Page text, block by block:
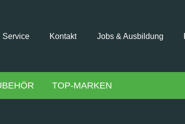
Service Kontakt Jobs & Ausbildung
TOP-MARKEN